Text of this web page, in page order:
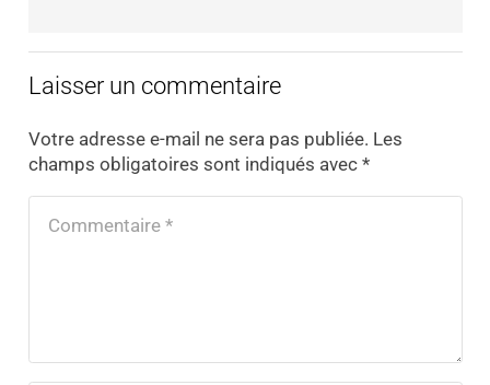
Laisser un commentaire
Votre adresse e-mail ne sera pas publiée. Les
champs obligatoires sont indiqués avec *